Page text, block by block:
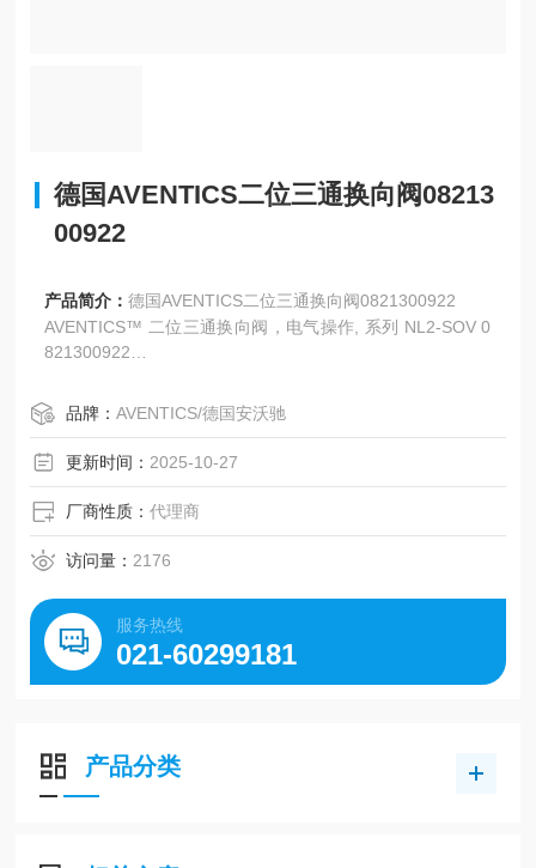
德国AVENTICS二位三通换向阀08213
00922
产品简介：德国AVENTICS二位三通换向阀0821300922
AVENTICS™ 二位三通换向阀，电气操作, 系列 NL2-SOV 0
821300922
品牌：AVENTICS/德国安沃驰
更新时间： 2025-10-27
厂商性质：代理商
访问量： 2176
服务热线
021-60299181
产品分类